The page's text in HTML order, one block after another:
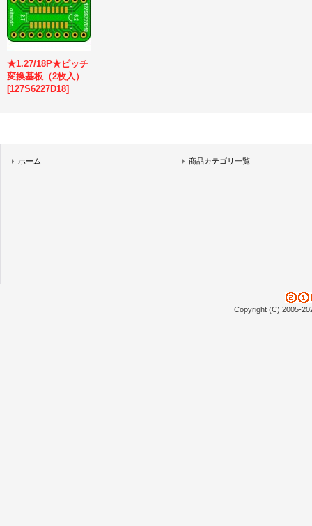
★1.27/18P★ピッチ
変換基板（2枚入）
[127S6227D18]
ホーム 商品カテゴリ一覧
Copyright (C) 2005-